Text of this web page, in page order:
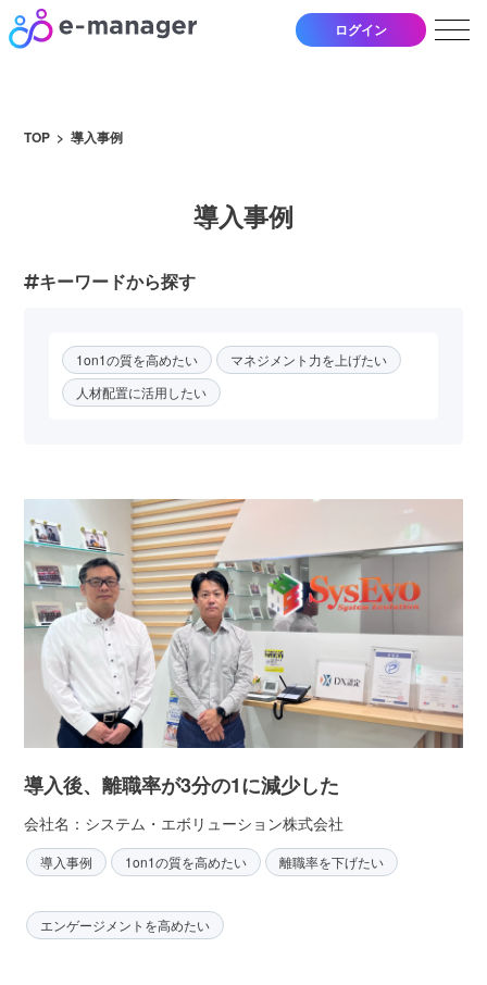
ログイン
TOP 導入事例
導入事例
キーワードから探す
1on1の質を高めたい
マネジメント力を上げたい
人材配置に活用したい
導入後、離職率が3分の1に減少した
会社名：システム・エボリューション株式会社
導入事例 1on1の質を高めたい 離職率を下げたい
エンゲージメントを高めたい